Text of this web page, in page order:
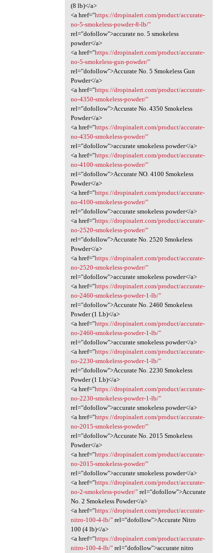
(8 lb)</a>
<a href="https://dropinalert.com/product/accurate-
no-5-smokeless-powder-8-lb/"
rel="dofollow">accurate no. 5 smokeless
powder</a>
<a href="https://dropinalert.com/product/accurate-
no-5-smokeless-gun-powder/"
rel="dofollow">Accurate No. 5 Smokeless Gun
Powder</a>
<a href="https://dropinalert.com/product/accurate-
no-4350-smokeless-powder/"
rel="dofollow">Accurate No. 4350 Smokeless
Powder</a>
<a href="https://dropinalert.com/product/accurate-
no-4350-smokeless-powder/"
rel="dofollow">accurate smokeless powder</a>
<a href="https://dropinalert.com/product/accurate-
no-4100-smokeless-powder/"
rel="dofollow">Accurate NO. 4100 Smokeless
Powder</a>
<a href="https://dropinalert.com/product/accurate-
no-4100-smokeless-powder/"
rel="dofollow">accurate smokeless powder</a>
<a href="https://dropinalert.com/product/accurate-
no-2520-smokeless-powder/"
rel="dofollow">Accurate No. 2520 Smokeless
Powder</a>
<a href="https://dropinalert.com/product/accurate-
no-2520-smokeless-powder/"
rel="dofollow">accurate smokeless powder</a>
<a href="https://dropinalert.com/product/accurate-
no-2460-smokeless-powder-1-lb/"
rel="dofollow">Accurate No. 2460 Smokeless
Powder (1 Lb)</a>
<a href="https://dropinalert.com/product/accurate-
no-2460-smokeless-powder-1-lb/"
rel="dofollow">accurate smokeless powder</a>
<a href="https://dropinalert.com/product/accurate-
no-2230-smokeless-powder-1-lb/"
rel="dofollow">Accurate No. 2230 Smokeless
Powder (1 Lb)</a>
<a href="https://dropinalert.com/product/accurate-
no-2230-smokeless-powder-1-lb/"
rel="dofollow">accurate smokeless powder</a>
<a href="https://dropinalert.com/product/accurate-
no-2015-smokeless-powder/"
rel="dofollow">Accurate No. 2015 Smokeless
Powder</a>
<a href="https://dropinalert.com/product/accurate-
no-2015-smokeless-powder/"
rel="dofollow">accurate smokeless powder</a>
<a href="https://dropinalert.com/product/accurate-
no-2-smokeless-powder/"rel="dofollow">Accurate
No. 2 Smokeless Powder</a>
<a href="https://dropinalert.com/product/accurate-
nitro-100-4-lb/"rel="dofollow">Accurate Nitro
100 (4 lb)</a>
<a href="https://dropinalert.com/product/accurate-
nitro-100-4-lb/"rel="dofollow">accurate nitro